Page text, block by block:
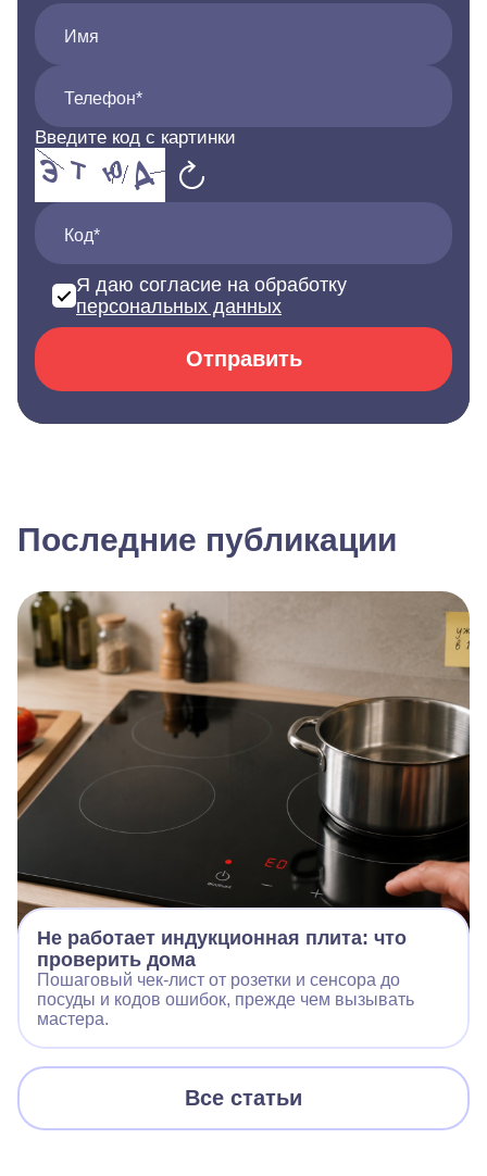
Имя
Телефон*
Введите код с картинки
Код*
Я даю согласие на обработку
персональных данных
Отправить
Последние публикации
Не работает индукционная плита: что
проверить дома
Пошаговый чек‑лист от розетки и сенсора до
посуды и кодов ошибок, прежде чем вызывать
мастера.
Все статьи